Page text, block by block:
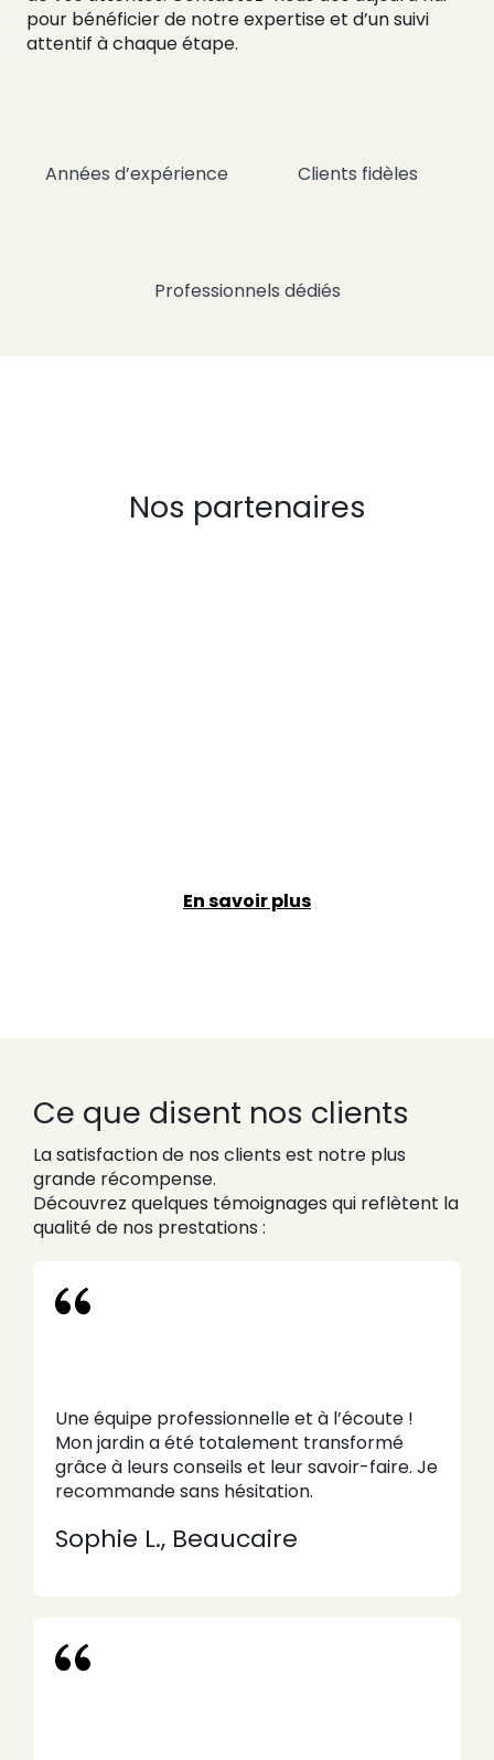
pour bénéficier de notre expertise et d’un suivi
attentif à chaque étape.
Années d’expérience Clients fidèles
Professionnels dédiés
Nos partenaires
En savoir plus
Ce que disent nos clients
La satisfaction de nos clients est notre plus
grande récompense.
Découvrez quelques témoignages qui reflètent la
qualité de nos prestations :
Une équipe professionnelle et à l’écoute !
Mon jardin a été totalement transformé
grâce à leurs conseils et leur savoir-faire. Je
recommande sans hésitation.
Sophie L., Beaucaire